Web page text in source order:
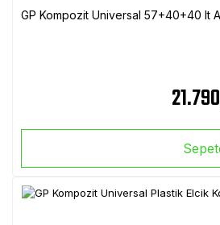
GP Kompozit Universal 57+40+40 lt